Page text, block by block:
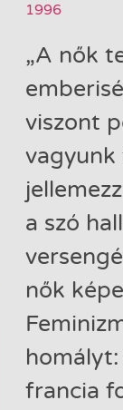
1996
„A nők
viszont
vagyunk
a szó
nők
francia